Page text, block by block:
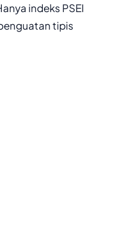
indeks PSEI
tipis